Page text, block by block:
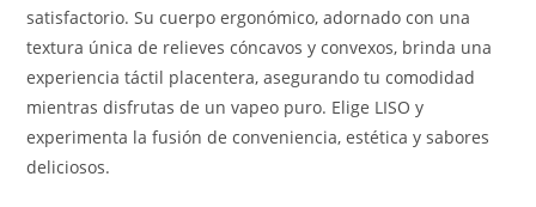
satisfactorio. Su cuerpo ergonómico, adornado con una
textura única de relieves cóncavos y convexos, brinda una
experiencia táctil placentera, asegurando tu comodidad
mientras disfrutas de un vapeo puro. Elige LISO y
experimenta la fusión de conveniencia, estética y sabores
deliciosos.